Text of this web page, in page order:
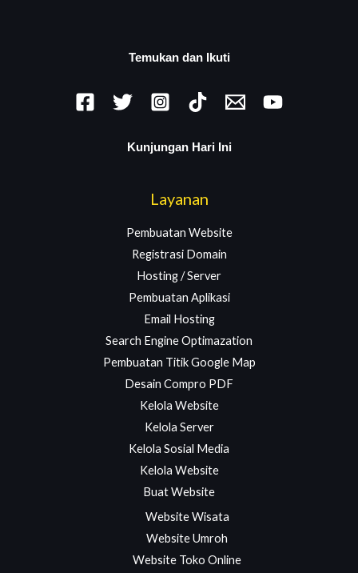
Temukan dan Ikuti
Kunjungan Hari Ini
Layanan
Pembuatan Website
Registrasi Domain
Hosting / Server
Pembuatan Aplikasi
Email Hosting
Search Engine Optimazation
Pembuatan Titik Google Map
Desain Compro PDF
Kelola Website
Kelola Server
Kelola Sosial Media
Kelola Website
Buat Website
Website Wisata
Website Umroh
Website Toko Online